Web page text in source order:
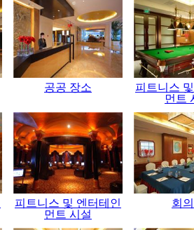
공공 장소
피트니스
먼트
피트니스 및 엔터테인
먼트 시설
회